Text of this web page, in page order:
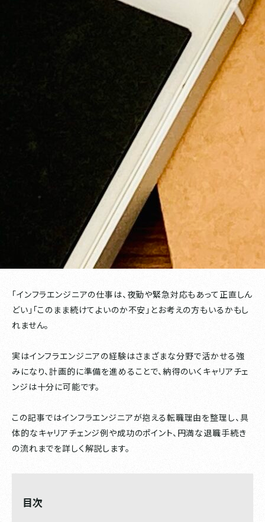
「インフラエンジニアの仕事は、夜勤や緊急対応もあって正直しん
どい」「このまま続けてよいのか不安」とお考えの方もいるかもし
れません。
実はインフラエンジニアの経験はさまざまな分野で活かせる強
みになり、計画的に準備を進めることで、納得のいくキャリアチェ
ンジは十分に可能です。
この記事ではインフラエンジニアが抱える転職理由を整理し、具
体的なキャリアチェンジ例や成功のポイント、円満な退職手続き
の流れまでを詳しく解説します。
目次